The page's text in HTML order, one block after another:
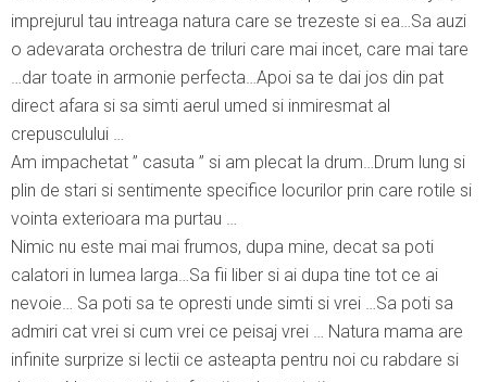
imprejurul tau intreaga natura care se trezeste si ea…Sa auzi
o adevarata orchestra de triluri care mai incet, care mai tare
…dar toate in armonie perfecta…Apoi sa te dai jos din pat
direct afara si sa simti aerul umed si inmiresmat al
crepusculului …
Am impachetat ” casuta ” si am plecat la drum…Drum lung si
plin de stari si sentimente specifice locurilor prin care rotile si
vointa exterioara ma purtau …
Nimic nu este mai mai frumos, dupa mine, decat sa poti
calatori in lumea larga…Sa fii liber si ai dupa tine tot ce ai
nevoie… Sa poti sa te opresti unde simti si vrei …Sa poti sa
admiri cat vrei si cum vrei ce peisaj vrei … Natura mama are
infinite surprize si lectii ce asteapta pentru noi cu rabdare si